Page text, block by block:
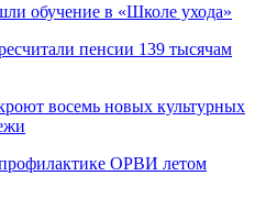
обучение в «Школе ухода»
пенсии 139 тысячам
восемь новых культурных
ОРВИ летом